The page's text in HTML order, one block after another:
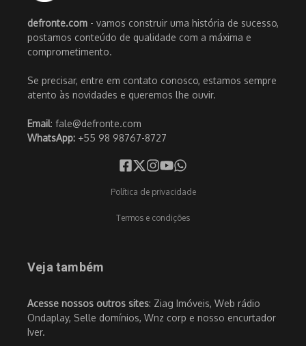
defronte.com - vamos construir uma história de sucesso,
postamos conteúdo de qualidade com a máxima e
comprometimento.
Se precisar, entre em contato conosco, estamos sempre
atento às novidades e queremos lhe ouvir.
Email: fale@defronte.com
WhatsApp: +55 98 98767-8727
Política de privacidade
Termos e condições
Veja também
Acesse nossos outros sites: Ziag Imóveis, Web rádio
Ondaplay, Selle domínios, Wnz corp e nosso encurtador
Iver.